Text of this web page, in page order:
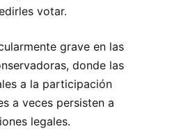
votar.
grave en las
donde las
a la participación
a veces persisten a
legales.